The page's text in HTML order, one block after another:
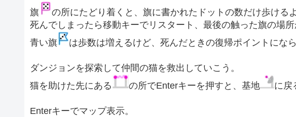
旗
の所にたどり着くと、旗に書かれたドットの数だけ歩ける
死んでしまったら移動キーでリスタート、最後の触った旗の場所
青い旗
は歩数は増えるけど、死んだときの復帰ポイントになら
ダンジョンを探索して仲間の猫を救出していこう。
猫を助けた先にある
の所でEnterキーを押すと、基地 に戻
Enterキーでマップ表示。